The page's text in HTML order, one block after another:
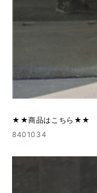
★★商品はこちら★★
8401034